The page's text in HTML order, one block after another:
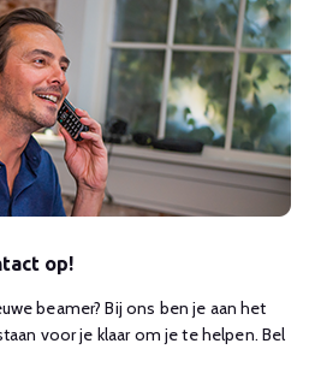
op!
beamer? Bij ons ben je aan het
voor je klaar om je te helpen. Bel